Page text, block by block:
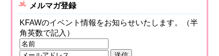
メルマガ登録
KFAWのイベント情報をお知らせいたします。（半
角英数で記入）